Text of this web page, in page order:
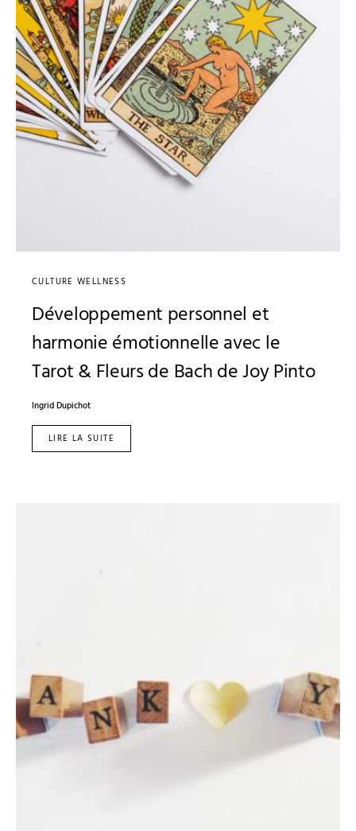
CULTURE WELLNESS
Développement personnel et
harmonie émotionnelle avec le
Tarot & Fleurs de Bach de Joy Pinto
Ingrid Dupichot
LIRE LA SUITE